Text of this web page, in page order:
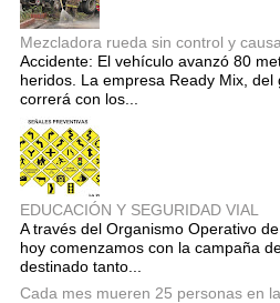
Mezcladora rueda sin control y
Accidente: El vehículo avanzó 80
heridos. La empresa Ready Mix,
correrá con los...
EDUCACIÓN Y SEGURIDAD VIAL
A través del Organismo Operativo
hoy comenzamos con la campaña
destinado tanto...
Cada mes mueren 25 personas en